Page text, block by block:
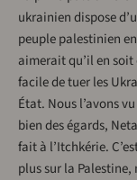
ukrainien dispose
peuple palestinien
aimerait qu’il en
facile de tuer les
État. Nous l’avons
bien des égards,
fait à l’Itchkérie.
plus sur la